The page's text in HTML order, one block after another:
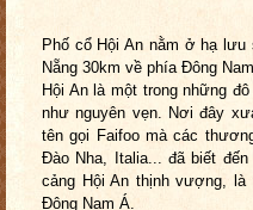
Phố cổ Hội An nằm ở hạ lưu
Nẵng 30km về phía Đông
Hội An là một trong những
như nguyên vẹn. Nơi đây
tên gọi Faifoo mà các
Đào Nha, Italia... đã biết
cảng Hội An thịnh vượng, là
Đông Nam Á.